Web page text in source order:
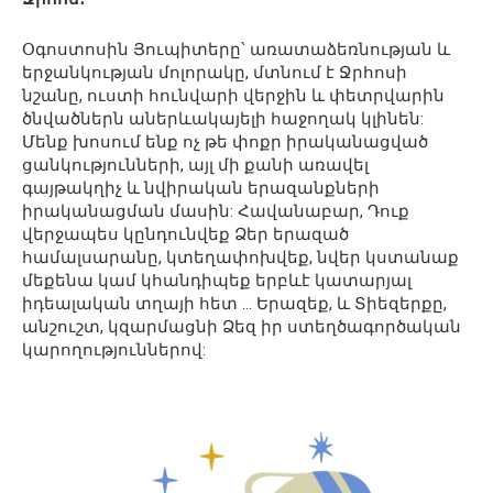
Օգոստոսին Յուպիտերը՝ առատաձեռնության և
երջանկության մոլորակը, մտնում է Ջրհոսի
նշանը, ուստի հունվարի վերջին և փետրվարին
ծնվածներն աներևակայելի հաջողակ կլինեն:
Մենք խոսում ենք ոչ թե փոքր իրականացված
ցանկությունների, այլ մի քանի առավել
գայթակղիչ և նվիրական երազանքների
իրականացման մասին: Հավանաբար, Դուք
վերջապես կընդունվեք Ձեր երազած
համալսարանը, կտեղափոխվեք, նվեր կստանաք
մեքենա կամ կհանդիպեք երբևէ կատարյալ
իդեալական տղայի հետ … Երազեք, և Տիեզերքը,
անշուշտ, կզարմացնի Ձեզ իր ստեղծագործական
կարողություններով: